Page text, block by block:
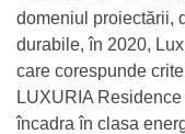
domeniul proiectării,
durabile, în 2020,
care corespunde
LUXURIA
încadra în clasa